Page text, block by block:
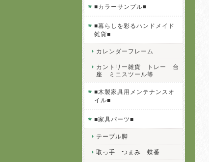
■カラーサンプル■
■暮らしを彩るハンドメイド
雑貨■
カレンダーフレーム
カントリー雑貨 トレー 台
座 ミニスツール等
■木製家具用メンテナンスオ
イル■
■家具パーツ■
テーブル脚
取っ手 つまみ 蝶番